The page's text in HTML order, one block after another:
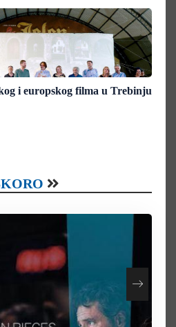
i europskog filma u Trebinju